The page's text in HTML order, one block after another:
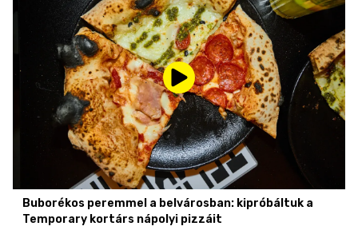
Buborékos peremmel a belvárosban: kipróbáltuk a
Temporary kortárs nápolyi pizzáit